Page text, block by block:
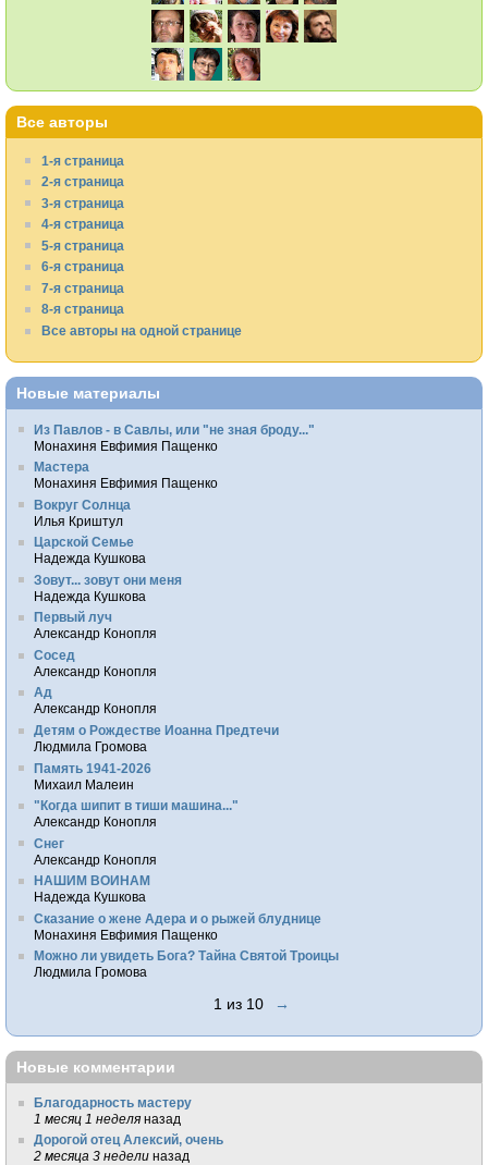
Все авторы
1-я страница
2-я страница
3-я страница
4-я страница
5-я страница
6-я страница
7-я страница
8-я страница
Все авторы на одной странице
Новые материалы
Из Павлов - в Савлы, или "не зная броду..."
Монахиня Евфимия Пащенко
Мастера
Монахиня Евфимия Пащенко
Вокруг Солнца
Илья Криштул
Царской Семье
Надежда Кушкова
Зовут... зовут они меня
Надежда Кушкова
Первый луч
Александр Конопля
Сосед
Александр Конопля
Ад
Александр Конопля
Детям о Рождестве Иоанна Предтечи
Людмила Громова
Память 1941-2026
Михаил Малеин
"Когда шипит в тиши машина..."
Александр Конопля
Снег
Александр Конопля
НАШИМ ВОИНАМ
Надежда Кушкова
Сказание о жене Адера и о рыжей блуднице
Монахиня Евфимия Пащенко
Можно ли увидеть Бога? Тайна Святой Троицы
Людмила Громова
1 из 10 →
Новые комментарии
Благодарность мастеру
1 месяц 1 неделя назад
Дорогой отец Алексий, очень
2 месяца 3 недели назад